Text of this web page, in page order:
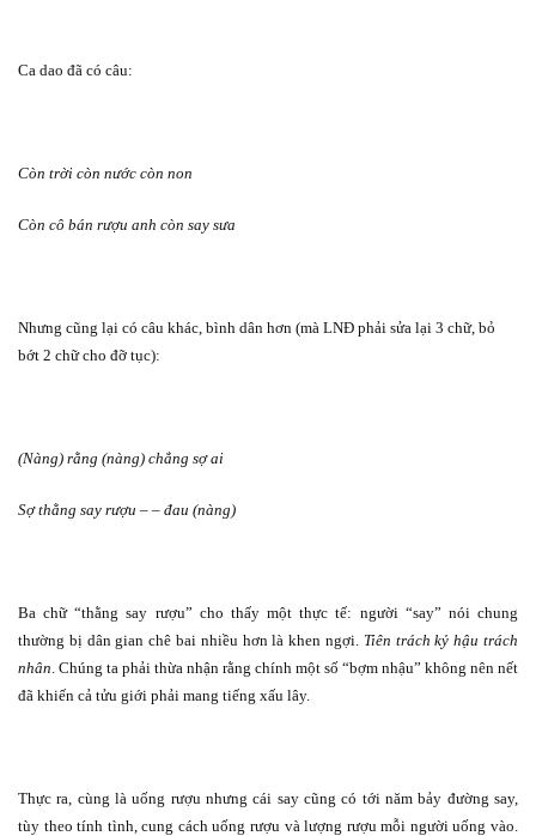
Ca dao đã có câu:
Còn trời còn nước còn non
Còn cô bán rượu anh còn say sưa
Nhưng cũng lại có câu khác, bình dân hơn (mà LNĐ phải sửa lại 3 chữ, bỏ
bớt 2 chữ cho đỡ tục):
(Nàng) rằng (nàng) chẳng sợ ai
Sợ thằng say rượu – – đau (nàng)
Ba chữ “thằng say rượu” cho thấy một thực tế: người “say” nói chung
thường bị dân gian chê bai nhiều hơn là khen ngợi. Tiên trách kỷ hậu trách
nhân. Chúng ta phải thừa nhận rằng chính một số “bợm nhậu” không nên nết
đã khiến cả tửu giới phải mang tiếng xấu lây.
Thực ra, cùng là uống rượu nhưng cái say cũng có tới năm bảy đường say,
tùy theo tính tình, cung cách uống rượu và lượng rượu mỗi người uống vào.